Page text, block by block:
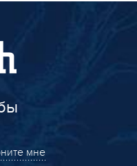
мне